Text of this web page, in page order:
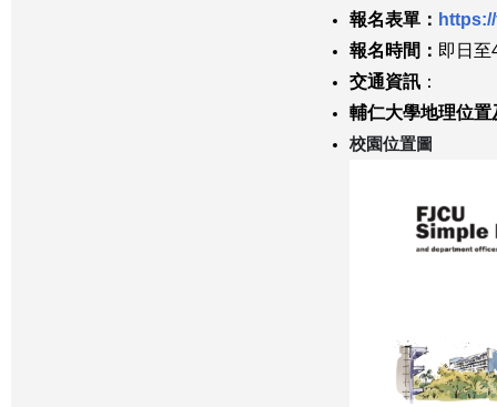
報名表單：
報名時間 ： 即日至
交通資訊 ：
輔仁大學地理位置
校園位置圖